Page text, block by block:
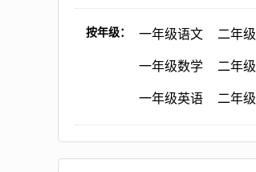
按年级： 一年级语文 二年
一年级数学 二年
一年级英语 二年